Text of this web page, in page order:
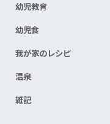
幼児教育
幼児食
我が家のレシピ
温泉
雑記